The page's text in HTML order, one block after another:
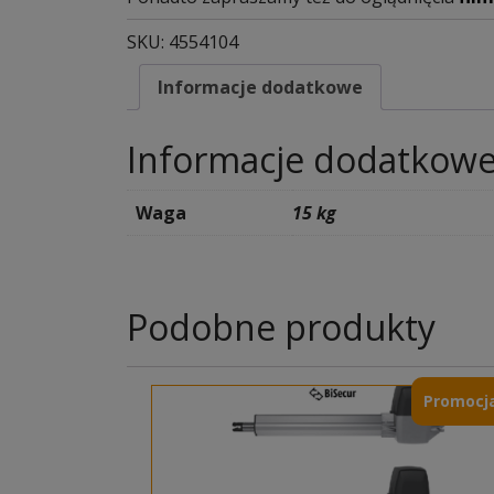
SKU: 4554104
Informacje dodatkowe
Informacje
Waga 15 kg
Podobne produkty